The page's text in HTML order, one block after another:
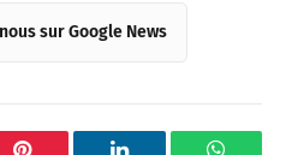
sur Google News